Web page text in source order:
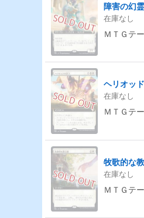
障害の幻霊
在庫なし
ＭＴＧテ
ヘリオッ
在庫なし
ＭＴＧテ
牧歌的な
在庫なし
ＭＴＧテ